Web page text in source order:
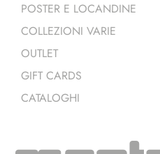
POSTER E LOCANDINE
COLLEZIONI VARIE
OUTLET
GIFT CARDS
CATALOGHI